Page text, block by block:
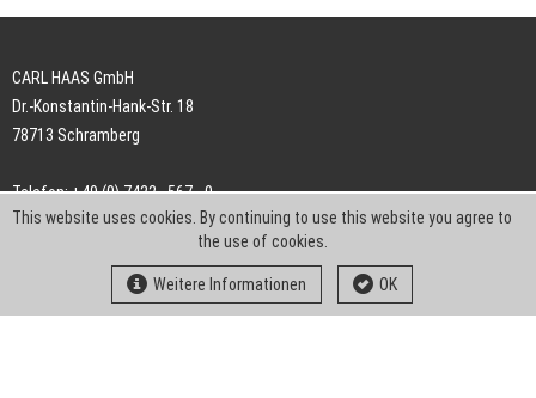
CARL HAAS GmbH
Dr.-Konstantin-Hank-Str. 18
78713 Schramberg
Telefon: +49 (0) 7422 . 567 - 0
Telefax: +49 (0) 7422 . 567 - 239
info-ch@kern-liebers.com
This website uses cookies. By continuing to use this website you agree to
the use of cookies.
Weitere Informationen OK